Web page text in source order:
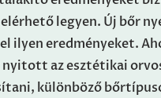
elérhető legyen. Új bőr
ilyen eredményeket.
nyitott az esztétikai
különböző